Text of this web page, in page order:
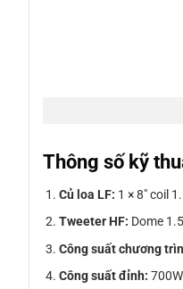
Thông số kỹ
Củ loa LF: 1 × 8″ coil
Tweeter HF: Dome
Công suất chương
Công suất đỉnh: